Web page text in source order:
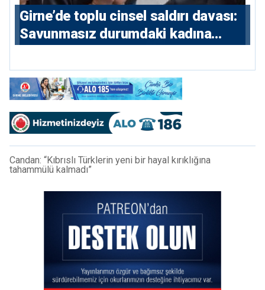
Girne’de toplu cinsel saldırı davası:
Savunmasız durumdaki kadına
Candan: “Kıbrıslı Türklerin yeni bir hayal kırıklığına
tahammülü kalmadı”